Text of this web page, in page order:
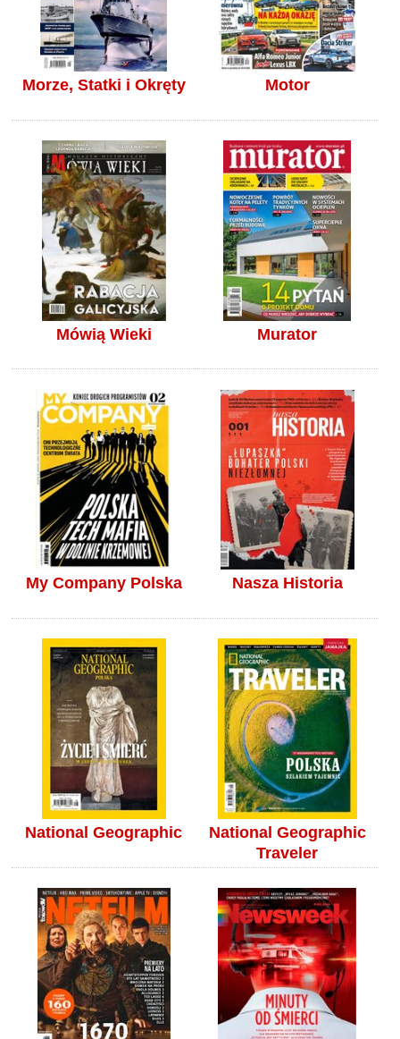
Morze, Statki i Okręty Motor
Mówią Wieki Murator
My Company Polska Nasza Historia
National Geographic
National Geographic
Traveler